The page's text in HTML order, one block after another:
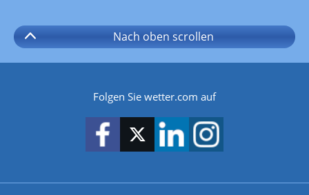
Nach oben scrollen
Folgen Sie wetter.com auf